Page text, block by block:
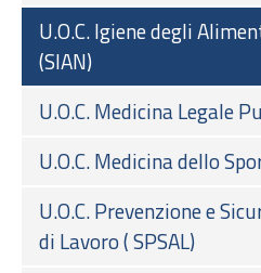
U.O.C. Igiene degli
(SIAN)
U.O.C. Medicina Legale
U.O.C. Medicina dello
U.O.C. Prevenzione e
di Lavoro ( SPSAL)